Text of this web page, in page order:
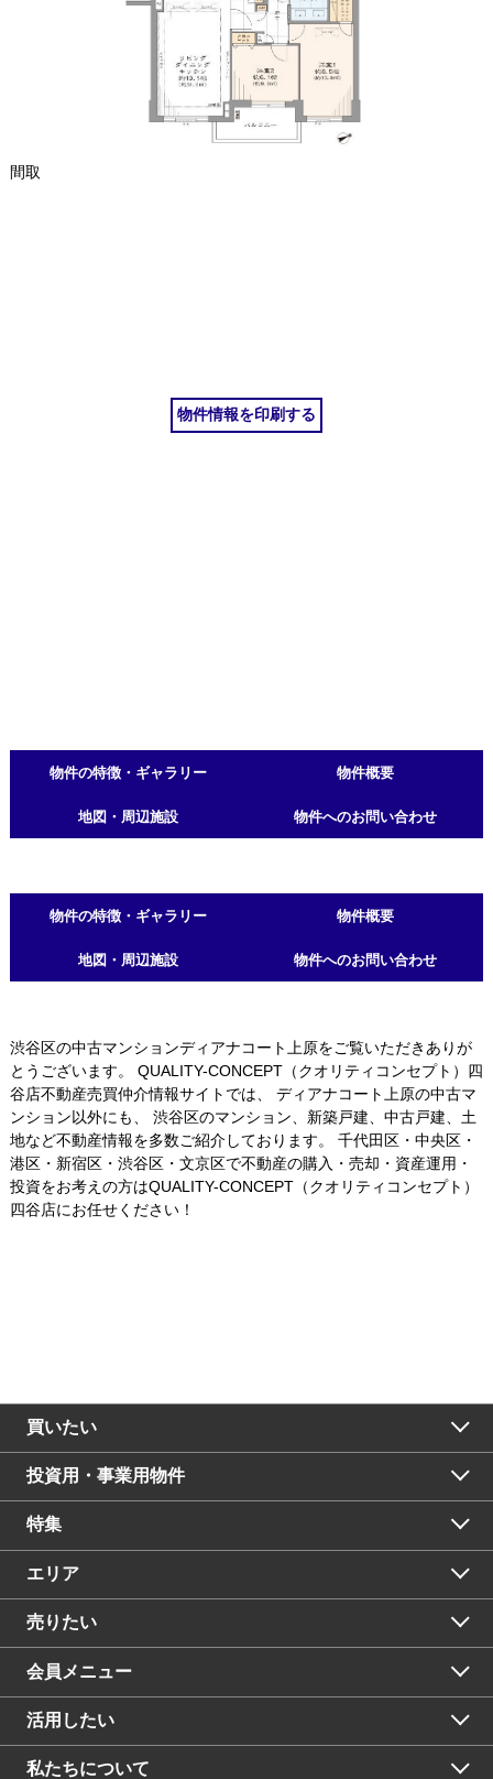
間取
物件情報を印刷する
物件の特徴・ギャラリー 物件概要
地図・周辺施設 物件へのお問い合わせ
物件の特徴・ギャラリー 物件概要
地図・周辺施設 物件へのお問い合わせ
渋谷区の中古マンションディアナコート上原をご覧いただきありが
とうございます。 QUALITY-CONCEPT（クオリティコンセプト）四
谷店不動産売買仲介情報サイトでは、 ディアナコート上原の中古マ
ンション以外にも、 渋谷区のマンション、新築戸建、中古戸建、土
地など不動産情報を多数ご紹介しております。 千代田区・中央区・
港区・新宿区・渋谷区・文京区で不動産の購入・売却・資産運用・
投資をお考えの方はQUALITY-CONCEPT（クオリティコンセプト）
四谷店にお任せください！
買いたい
投資用・事業用物件
特集
エリア
売りたい
会員メニュー
活用したい
私たちについて